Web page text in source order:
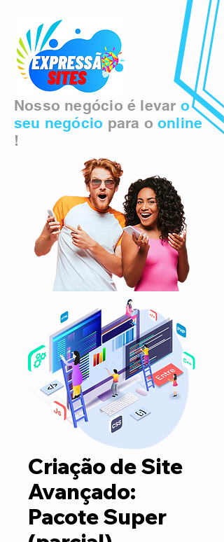
Nosso negócio é levar o
seu negócio para o online
!
Criação de Site
Avançado:
Pacote Super